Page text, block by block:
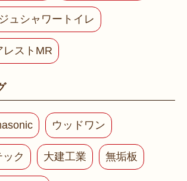
ュシャワートイレ
レストMR
ウッドワン
ク 大建工業 無垢板